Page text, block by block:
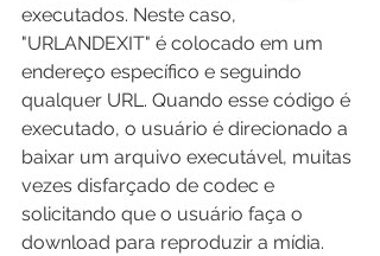
executados. Neste caso,
"URLANDEXIT" é colocado em um
endereço específico e seguindo
qualquer URL. Quando esse código é
executado, o usuário é direcionado a
baixar um arquivo executável, muitas
vezes disfarçado de codec e
solicitando que o usuário faça o
download para reproduzir a mídia.